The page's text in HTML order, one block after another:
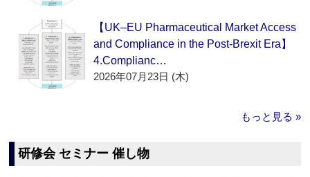
【UK–EU Pharmaceutical Market Access
and Compliance in the Post-Brexit Era】
4.Complianc…
2026年07月23日 (木)
もっと見る »
研修会 セミナー 催し物